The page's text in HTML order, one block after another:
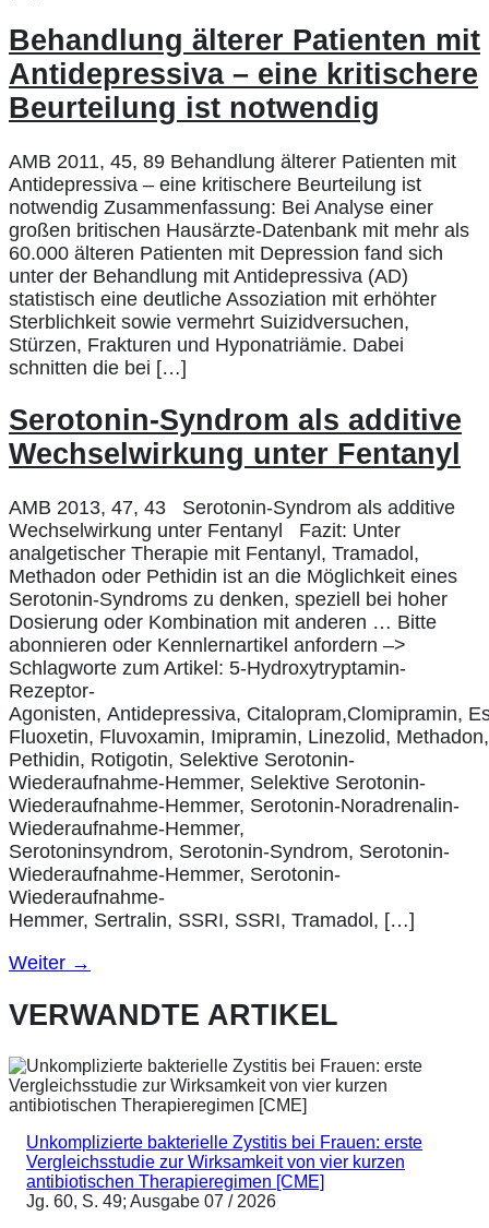
Behandlung älterer Patienten mit
Antidepressiva – eine kritischere
Beurteilung ist notwendig
AMB 2011, 45, 89 Behandlung älterer Patienten mit
Antidepressiva – eine kritischere Beurteilung ist
notwendig Zusammenfassung: Bei Analyse einer
großen britischen Hausärzte-Datenbank mit mehr als
60.000 älteren Patienten mit Depression fand sich
unter der Behandlung mit Antidepressiva (AD)
statistisch eine deutliche Assoziation mit erhöhter
Sterblichkeit sowie vermehrt Suizidversuchen,
Stürzen, Frakturen und Hyponatriämie. Dabei
schnitten die bei […]
Serotonin-Syndrom als additive
Wechselwirkung unter Fentanyl
AMB 2013, 47, 43 Serotonin-Syndrom als additive
Wechselwirkung unter Fentanyl Fazit: Unter
analgetischer Therapie mit Fentanyl, Tramadol,
Methadon oder Pethidin ist an die Möglichkeit eines
Serotonin-Syndroms zu denken, speziell bei hoher
Dosierung oder Kombination mit anderen … Bitte
abonnieren oder Kennlernartikel anfordern –>
Schlagworte zum Artikel: 5-Hydroxytryptamin-
Rezeptor-
Agonisten, Antidepressiva, Citalopram,Clomipramin,
Fluoxetin, Fluvoxamin, Imipramin, Linezolid,
Pethidin, Rotigotin, Selektive Serotonin-
Wiederaufnahme-Hemmer, Selektive Serotonin-
Wiederaufnahme-Hemmer, Serotonin-Noradrenalin-
Wiederaufnahme-Hemmer,
Serotoninsyndrom, Serotonin-Syndrom, Serotonin-
Wiederaufnahme-Hemmer, Serotonin-
Wiederaufnahme-
Hemmer, Sertralin, SSRI, SSRI, Tramadol, […]
Weiter →
VERWANDTE ARTIKEL
Unkomplizierte bakterielle Zystitis bei Frauen: erste
Vergleichsstudie zur Wirksamkeit von vier kurzen
antibiotischen Therapieregimen [CME]
Jg. 60, S. 49; Ausgabe 07 / 2026